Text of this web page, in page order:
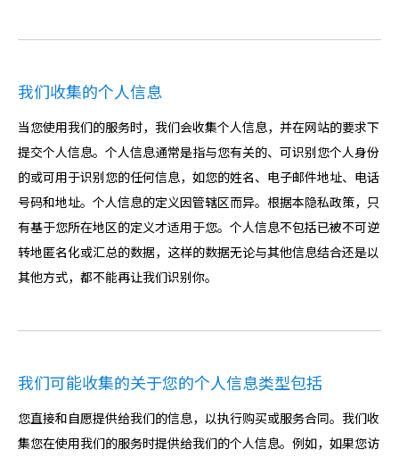
我们收集的个人信息
当您使用我们的服务时，我们会收集个人信息，并在网站的要求下
提交个人信息。个人信息通常是指与您有关的、可识别您个人身份
的或可用于识别您的任何信息，如您的姓名、电子邮件地址、电话
号码和地址。个人信息的定义因管辖区而异。根据本隐私政策，只
有基于您所在地区的定义才适用于您。个人信息不包括已被不可逆
转地匿名化或汇总的数据，这样的数据无论与其他信息结合还是以
其他方式，都不能再让我们识别你。
我们可能收集的关于您的个人信息类型包括
您直接和自愿提供给我们的信息，以执行购买或服务合同。我们收
集您在使用我们的服务时提供给我们的个人信息。例如，如果您访